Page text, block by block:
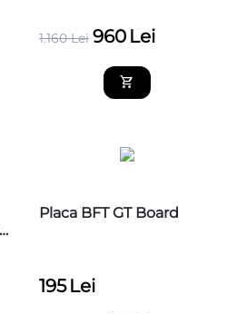
persoanelor, PB-VR10 -
1.160 Lei 960 Lei
Placa BFT GT Board
195 Lei